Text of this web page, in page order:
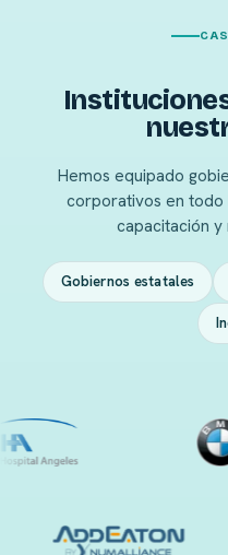
Hemos equipado
corporativos en
capacitación y
Gobiernos estatales